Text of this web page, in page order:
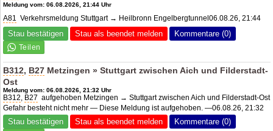
Meldung vom: 06.08.2026, 21:44 Uhr
A81 Verkehrsmeldung Stuttgart → Heilbronn Engelbergtunnel06.08.26, 21:44
Stau bestätigen Stau als beendet melden Kommentare (0)
B312, B27 Metzingen » Stuttgart zwischen Aich und Filderstadt-
Ost
Meldung vom: 06.08.2026, 21:32 Uhr
B312, B27 aufgehoben Metzingen → Stuttgart zwischen Aich und Filderstadt-Ost
Gefahr besteht nicht mehr — Diese Meldung ist aufgehoben. —06.08.26, 21:32
Stau bestätigen Stau als beendet melden Kommentare (0)